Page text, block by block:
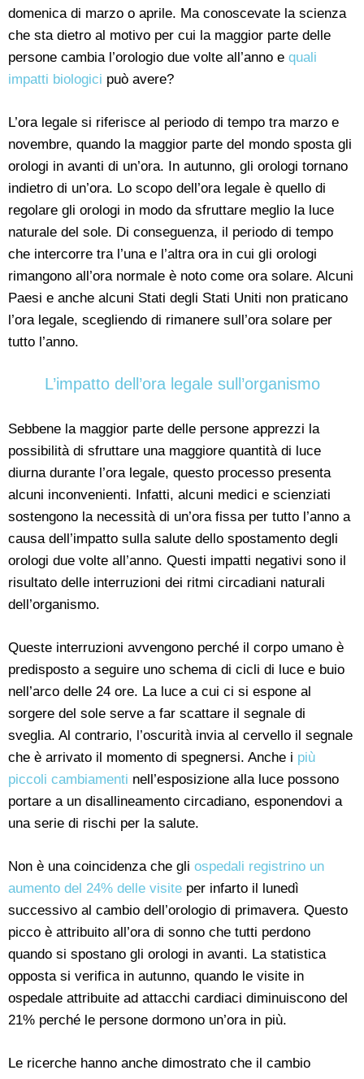
domenica di marzo o aprile. Ma conoscevate la scienza
che sta dietro al motivo per cui la maggior parte delle
persone cambia l’orologio due volte all’anno e quali
impatti biologici può avere?
L’ora legale si riferisce al periodo di tempo tra marzo e
novembre, quando la maggior parte del mondo sposta gli
orologi in avanti di un’ora. In autunno, gli orologi tornano
indietro di un’ora. Lo scopo dell’ora legale è quello di
regolare gli orologi in modo da sfruttare meglio la luce
naturale del sole. Di conseguenza, il periodo di tempo
che intercorre tra l’una e l’altra ora in cui gli orologi
rimangono all’ora normale è noto come ora solare. Alcuni
Paesi e anche alcuni Stati degli Stati Uniti non praticano
l’ora legale, scegliendo di rimanere sull’ora solare per
tutto l’anno.
L’impatto dell’ora legale sull’organismo
Sebbene la maggior parte delle persone apprezzi la
possibilità di sfruttare una maggiore quantità di luce
diurna durante l’ora legale, questo processo presenta
alcuni inconvenienti. Infatti, alcuni medici e scienziati
sostengono la necessità di un’ora fissa per tutto l’anno a
causa dell’impatto sulla salute dello spostamento degli
orologi due volte all’anno. Questi impatti negativi sono il
risultato delle interruzioni dei ritmi circadiani naturali
dell’organismo.
Queste interruzioni avvengono perché il corpo umano è
predisposto a seguire uno schema di cicli di luce e buio
nell’arco delle 24 ore. La luce a cui ci si espone al
sorgere del sole serve a far scattare il segnale di
sveglia. Al contrario, l’oscurità invia al cervello il segnale
che è arrivato il momento di spegnersi. Anche i più
piccoli cambiamenti nell’esposizione alla luce possono
portare a un disallineamento circadiano, esponendovi a
una serie di rischi per la salute.
Non è una coincidenza che gli ospedali registrino un
aumento del 24% delle visite per infarto il lunedì
successivo al cambio dell’orologio di primavera. Questo
picco è attribuito all’ora di sonno che tutti perdono
quando si spostano gli orologi in avanti. La statistica
opposta si verifica in autunno, quando le visite in
ospedale attribuite ad attacchi cardiaci diminuiscono del
21% perché le persone dormono un’ora in più.
Le ricerche hanno anche dimostrato che il cambio